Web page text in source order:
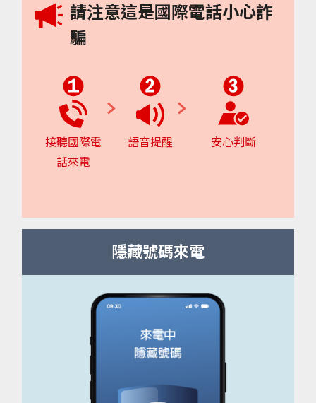
請注意這是國際電話小心詐
騙
接聽國際電
話來電
語音提醒 安心判斷
隱藏號碼來電